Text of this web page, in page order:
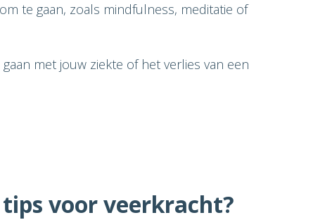
te gaan, zoals mindfulness, meditatie of
met jouw ziekte of het verlies van een
voor veerkracht?